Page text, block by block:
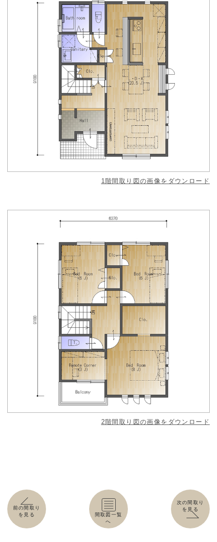
1階間取り図の画像をダウンロード
2階間取り図の画像をダウンロード
前の間取り
を見る
間取図一覧
へ
次の間取り
を見る